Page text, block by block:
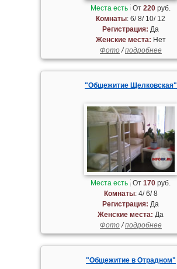
Места есть От220 руб.
Комнаты: 6/ 8/ 10/ 12
Регистрация: Да
Женские места: Нет
Фото/подробнее
"Общежитие Щелковская"
Места есть От170 руб.
Комнаты: 4/ 6/ 8
Регистрация: Да
Женские места: Да
Фото/подробнее
"Общежитие в Отрадном"